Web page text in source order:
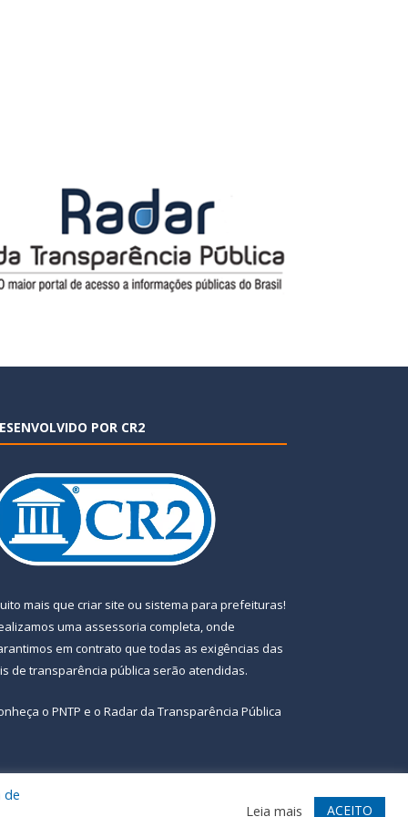
POR CR2
mais que criar site ou sistema para prefeituras!
uma assessoria completa, onde
em contrato que todas as exigências das
de transparência pública serão atendidas.
o PNTP e o Radar da Transparência Pública
Acessar Webmail
de
Leia mais ACEITO